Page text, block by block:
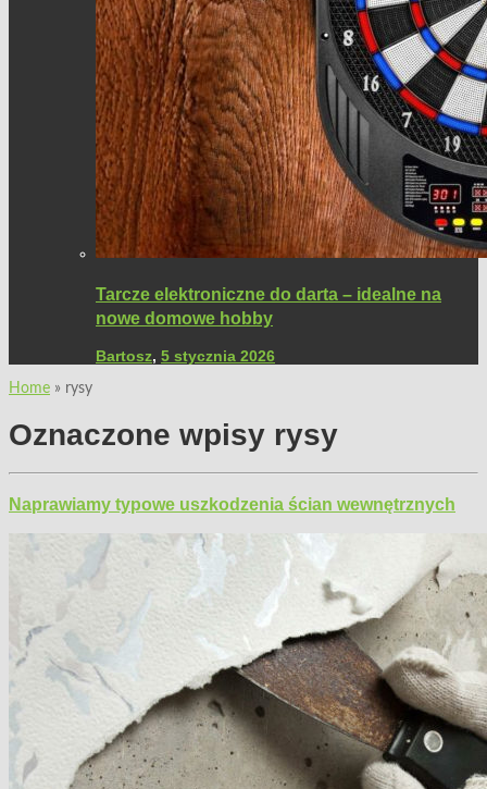
Tarcze elektroniczne do darta – idealne na
nowe domowe hobby
Bartosz, 5 stycznia 2026
Home » rysy
Oznaczone wpisy rysy
Naprawiamy typowe uszkodzenia ścian wewnętrznych